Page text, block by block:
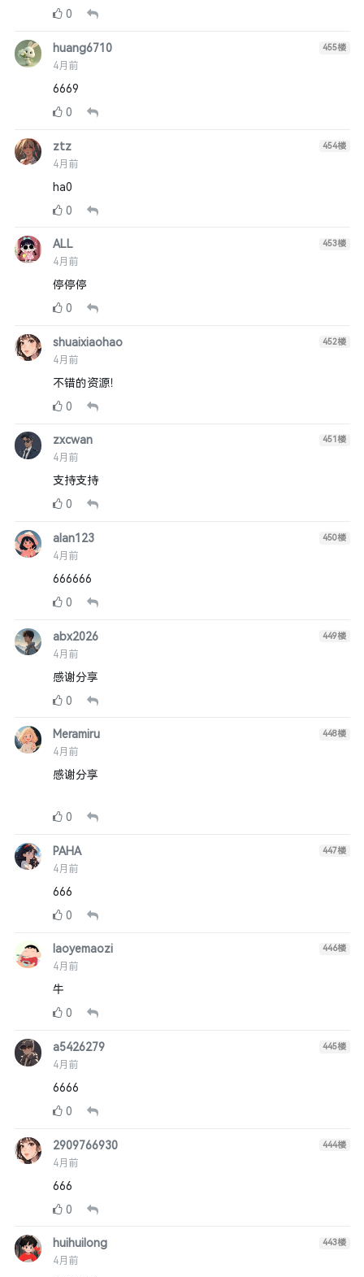
0
huang6710
4月前
455楼
6669
0
ztz
4月前
454楼
ha0
0
ALL
4月前
453楼
停停停
0
shuaixiaohao
4月前
452楼
不错的资源！
0
zxcwan
4月前
451楼
支持支持
0
alan123
4月前
450楼
666666
0
abx2026
4月前
449楼
感谢分享
0
Meramiru
4月前
448楼
感谢分享
0
PAHA
4月前
447楼
666
0
laoyemaozi
4月前
446楼
牛
0
a5426279
4月前
445楼
6666
0
2909766930
4月前
444楼
666
0
huihuilong
4月前
443楼